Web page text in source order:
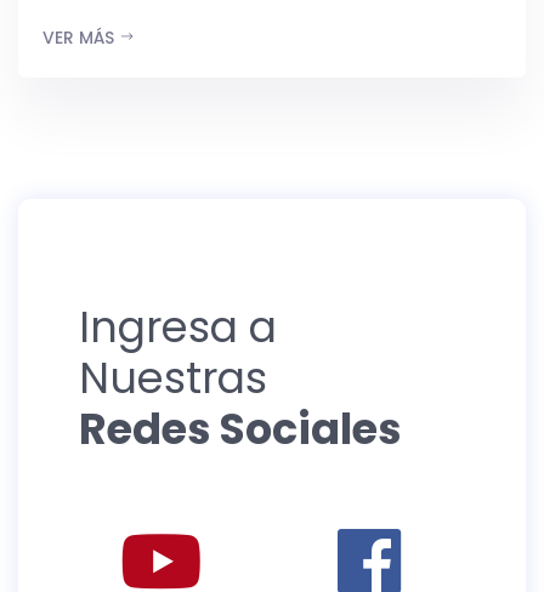
VER MÁS
Ingresa a
Nuestras
Redes Sociales